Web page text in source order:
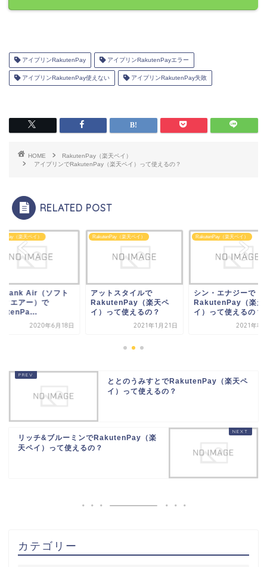
アイプリンRakutenPay アイプリンRakutenPayエラー
アイプリンRakutenPay使えない アイプリンRakutenPay失敗
HOME
RakutenPay（楽天ペイ）
アイプリンでRakutenPay（楽天ペイ）って使えるの？
RELATED POST
（楽天ペイ）
トスタイルで
（楽天ペ
って使えるの？
2021年1月21日
RakutenPay（楽天ペイ）
シン・エナジーで
RakutenPay（楽天ペ
イ）って使えるの？
2021年8月12日
RakutenPay（楽天ペイ）
SoftBank Air（ソ
バンクエアー）で
RakutenPa...
2020年6
ととのうみすとでRakutenPay（楽天ペ
イ）って使えるの？
リッチ&ブルーミンでRakutenPay（楽
天ペイ）って使えるの？
カテゴリー